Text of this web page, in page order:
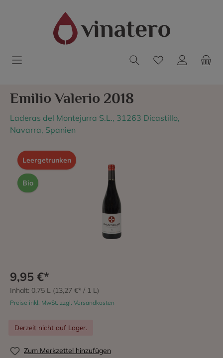
Emilio Valerio 2018
Laderas del Montejurra S.L., 31263 Dicastillo,
Navarra, Spanien
Leergetrunken
Bio
9,95 €*
Inhalt: 0.75 L (13,27 €* / 1 L)
Preise inkl. MwSt. zzgl. Versandkosten
Derzeit nicht auf Lager.
Zum Merkzettel hinzufügen